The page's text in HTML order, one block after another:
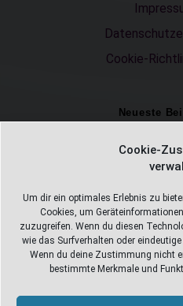
Cookie-
Um dir ein optimales Erlebnis zu
Cookies, um
zuzugreifen. Wenn du diesen
wie das Surfverhalten oder
Wenn du deine Zustimmung nicht
bestimmte Merkmale und
Cookie-
Neueste
Einschulungsfotos 2026 – ein
Fotostudio in
Alles Pizza